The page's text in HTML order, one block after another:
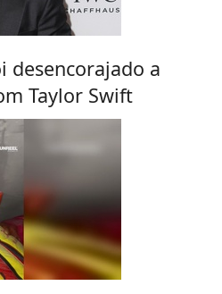
desencorajado a
Taylor Swift